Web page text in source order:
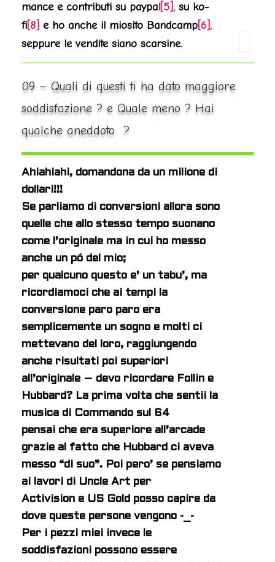
mance e contributi su paypal[5],su ko-
fi [8] e ho anche il miosito Bandcamp [6],
seppure le vendite siano scarsine.
09 – Quali di questi ti ha dato maggiore
soddisfazione ? e Quale meno ? Hai
qualche aneddoto ?
Ahiahiahi, domandona da un milione di
dollari!!!
Se parliamo di conversioni allora sono
quelle che allo stesso tempo suonano
come l’originale ma in cui ho messo
anche un pó del mio;
per qualcuno questo e’ un tabu’, ma
ricordiamoci che ai tempi la
conversione paro paro era
semplicemente un sogno e molti ci
mettevano del loro, raggiungendo
anche risultati poi superiori
all’originale – devo ricordare Follin e
Hubbard? La prima volta che sentii la
musica di Commando sul 64
pensai che era superiore all’arcade
grazie al fatto che Hubbard ci aveva
messo “di suo”. Poi pero’ se pensiamo
ai lavori di Uncle Art per
Activision e US Gold posso capire da
dove queste persone vengono -_-
Per i pezzi miei invece le
soddisfazioni possono essere